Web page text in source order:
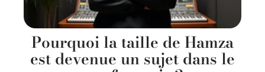
Pourquoi la taille de Hamza
est devenue un sujet dans le